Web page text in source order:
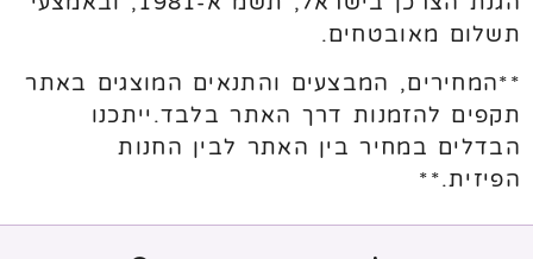
תשלום מאובטחים.
**המחירים, המבצעים והתנאים המוצגים באתר
תקפים להזמנות דרך האתר בלבד.ייתכנו
הבדלים במחיר בין האתר לבין החנות
הפיזית.**